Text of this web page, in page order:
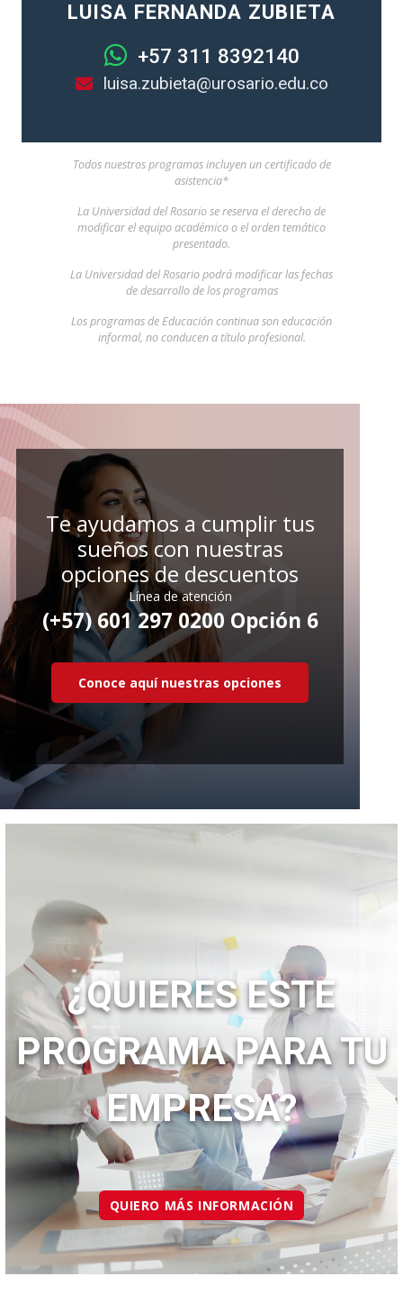
LUISA FERNANDA ZUBIETA
+57 311 8392140
luisa.zubieta@urosario.edu.co
Todos nuestros programas incluyen un certificado de
asistencia*
La Universidad del Rosario se reserva el derecho de
modificar el equipo académico o el orden temático
presentado.
La Universidad del Rosario podrá modificar las fechas
de desarrollo de los programas
Los programas de Educación continua son educación
informal, no conducen a título profesional.
Te ayudamos a cumplir tus
sueños con nuestras
opciones de descuentos
Línea de atención
(+57) 601 297 0200 Opción 6
Conoce aquí nuestras opciones
¿QUIERES ESTE
PROGRAMA PARA TU
EMPRESA?
QUIERO MÁS INFORMACIÓN